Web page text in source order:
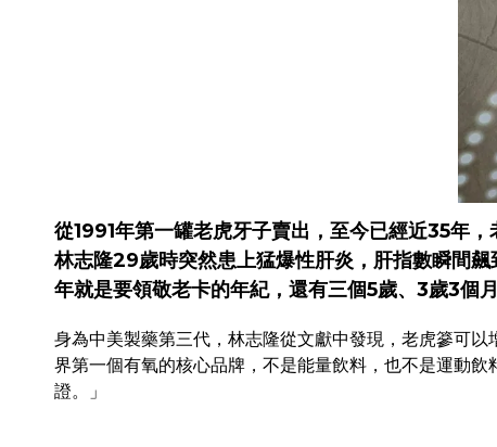
從1991年第一罐老虎牙子賣出，至今已經近35年
林志隆29歲時突然患上猛爆性肝炎，肝指數瞬間
年就是要領敬老卡的年紀，還有三個5歲、3歲3個
身為中美製藥第三代，林志隆從文獻中發現，老虎篸可
界第一個有氧的核心品牌，不是能量飲料，也不是運動
證。」